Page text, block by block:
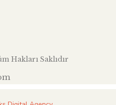
Hakları Saklıdır